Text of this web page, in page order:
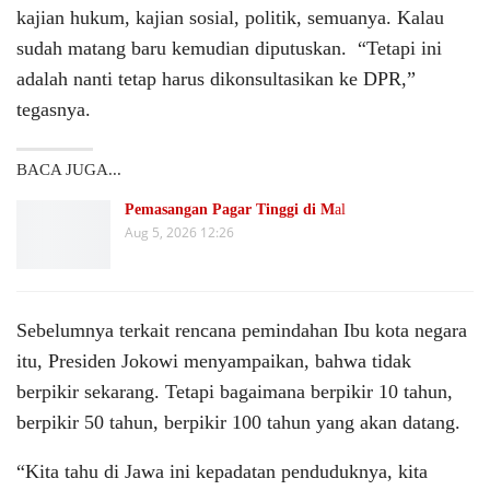
kajian hukum, kajian sosial, politik, semuanya. Kalau
sudah matang baru kemudian diputuskan. “Tetapi ini
adalah nanti tetap harus dikonsultasikan ke DPR,”
tegasnya.
BACA JUGA...
Pemasangan Pagar Tinggi di Mal
Aug 5, 2026 12:26
Sebelumnya terkait rencana pemindahan Ibu kota negara
itu, Presiden Jokowi menyampaikan, bahwa tidak
berpikir sekarang. Tetapi bagaimana berpikir 10 tahun,
berpikir 50 tahun, berpikir 100 tahun yang akan datang.
“Kita tahu di Jawa ini kepadatan penduduknya, kita